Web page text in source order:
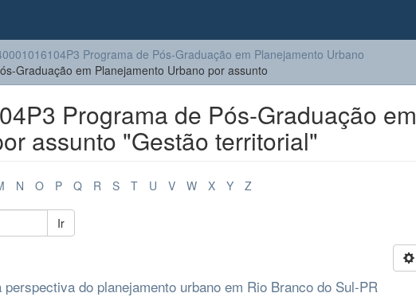
Programa de Pós-Graduação em Planejamento Urbano
Graduação em Planejamento Urbano por assunto
Programa de Pós-Graduação em
assunto "Gestão territorial"
N O P Q R S T U V W X Y Z
Ir
do planejamento urbano em Rio Branco do Sul-PR